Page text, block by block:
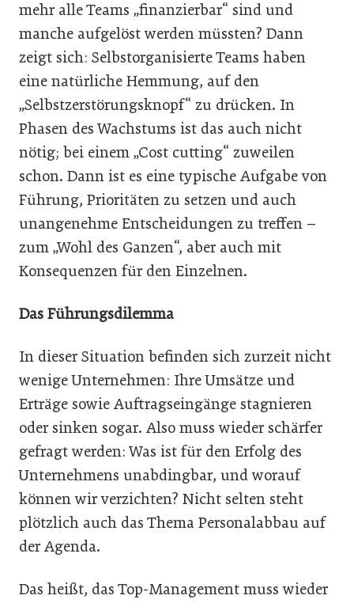
mehr alle Teams „finanzierbar“ sind und
manche aufgelöst werden müssten? Dann
zeigt sich: Selbstorganisierte Teams haben
eine natürliche Hemmung, auf den
„Selbstzerstörungsknopf“ zu drücken. In
Phasen des Wachstums ist das auch nicht
nötig; bei einem „Cost cutting“ zuweilen
schon. Dann ist es eine typische Aufgabe von
Führung, Prioritäten zu setzen und auch
unangenehme Entscheidungen zu treffen –
zum „Wohl des Ganzen“, aber auch mit
Konsequenzen für den Einzelnen.
Das Führungsdilemma
In dieser Situation befinden sich zurzeit nicht
wenige Unternehmen: Ihre Umsätze und
Erträge sowie Auftragseingänge stagnieren
oder sinken sogar. Also muss wieder schärfer
gefragt werden: Was ist für den Erfolg des
Unternehmens unabdingbar, und worauf
können wir verzichten? Nicht selten steht
plötzlich auch das Thema Personalabbau auf
der Agenda.
Das heißt, das Top-Management muss wieder